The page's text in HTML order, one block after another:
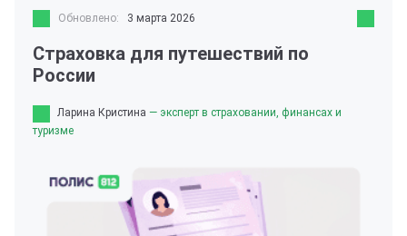
Обновлено: 3 марта 2026
Страховка для путешествий по
России
Ларина Кристина — эксперт в страховании, финансах и
туризме